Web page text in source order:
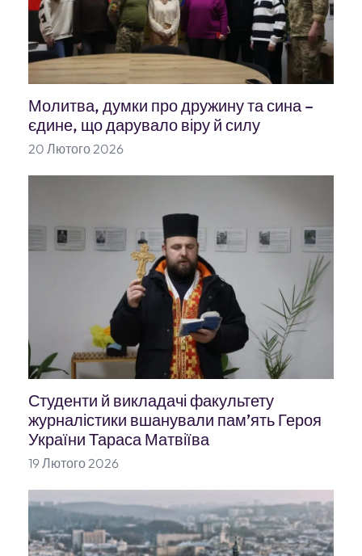
Молитва, думки про дружину та сина –
єдине, що дарувало віру й силу
20 Лютого 2026
Студенти й викладачі факультету
журналістики вшанували пам’ять Героя
України Тараса Матвіїва
19 Лютого 2026